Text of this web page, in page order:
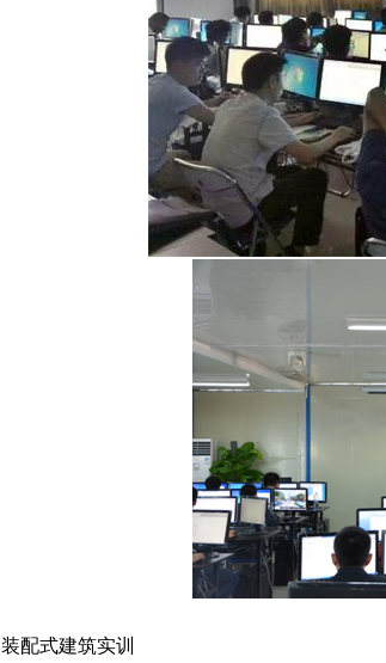
装配式建筑实训